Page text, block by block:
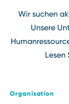
Wir suchen
Unsere
Lesen
Organisation